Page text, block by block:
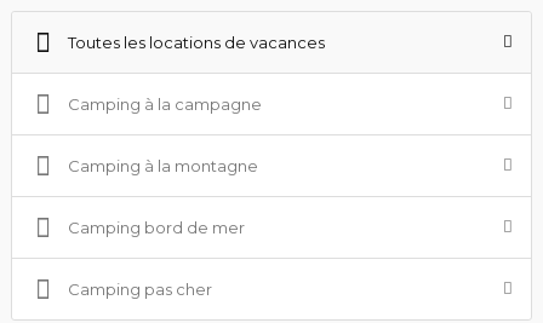
Toutes les locations de vacances
Camping à la campagne
Camping à la montagne
Camping bord de mer
Camping pas cher